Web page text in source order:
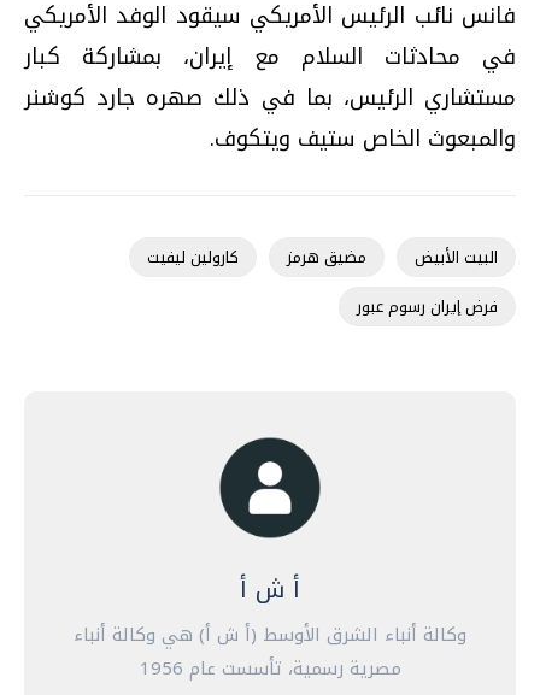
فانس نائب الرئيس الأمريكي سيقود الوفد الأمريكي
في محادثات السلام مع إيران، بمشاركة كبار
مستشاري الرئيس، بما في ذلك صهره جارد كوشنر
والمبعوث الخاص ستيف ويتكوف.
البيت الأبيض مضيق هرمز
كارولين ليفيت
فرض إيران رسوم عبور
أ ش أ
وكالة أنباء الشرق الأوسط (أ ش أ) هي وكالة أنباء
مصرية رسمية، تأسست عام 1956